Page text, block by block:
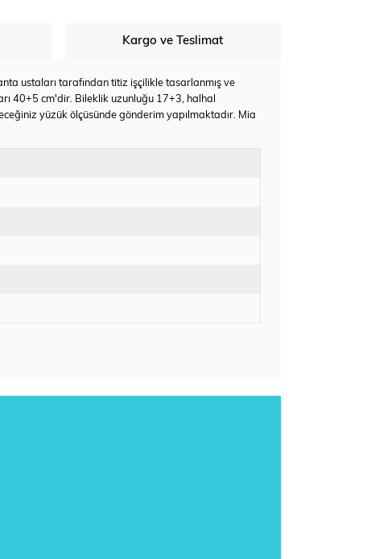
Kargo ve Teslimat
ustaları tarafından titiz işçilikle tasarlanmış ve
40+5 cm'dir. Bileklik uzunluğu 17+3, halhal
yüzük ölçüsünde gönderim yapılmaktadır. Mia